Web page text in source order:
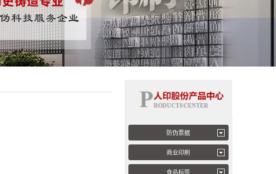
防伪票据
商业印刷
食品标签